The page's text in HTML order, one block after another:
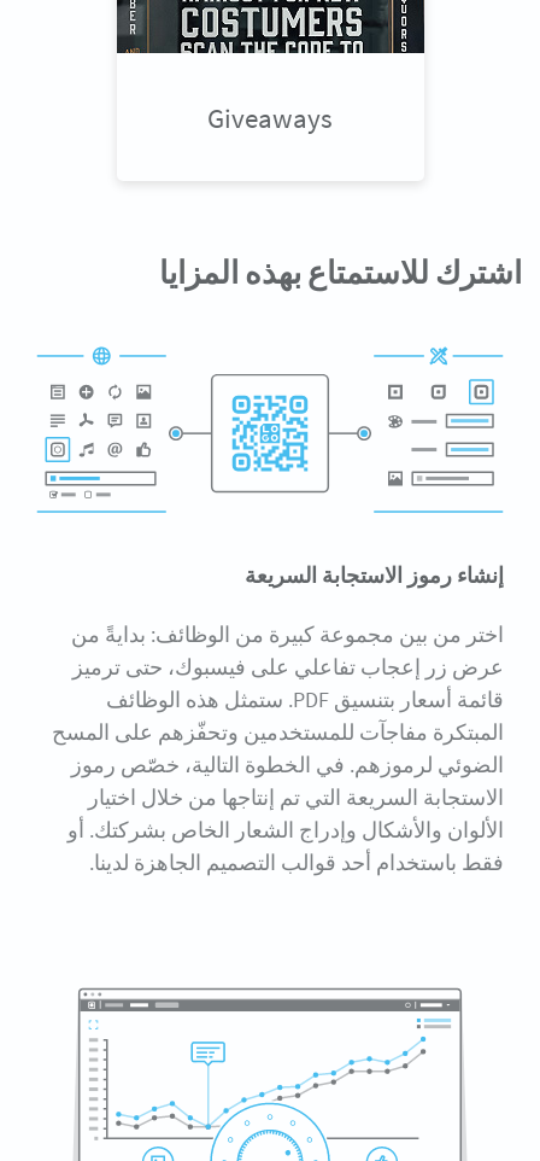
Giveaways
اشترك للاستمتاع بهذه المزايا
إنشاء رموز الاستجابة السريعة
اختر من بين مجموعة كبيرة من الوظائف: بدايةً من
عرض زر إعجاب تفاعلي على فيسبوك، حتى ترميز
قائمة أسعار بتنسيق PDF. ستمثل هذه الوظائف
المبتكرة مفاجآت للمستخدمين وتحفّزهم على المسح
الضوئي لرموزهم. في الخطوة التالية، خصّص رموز
الاستجابة السريعة التي تم إنتاجها من خلال اختيار
الألوان والأشكال وإدراج الشعار الخاص بشركتك. أو
فقط باستخدام أحد قوالب التصميم الجاهزة لدينا.